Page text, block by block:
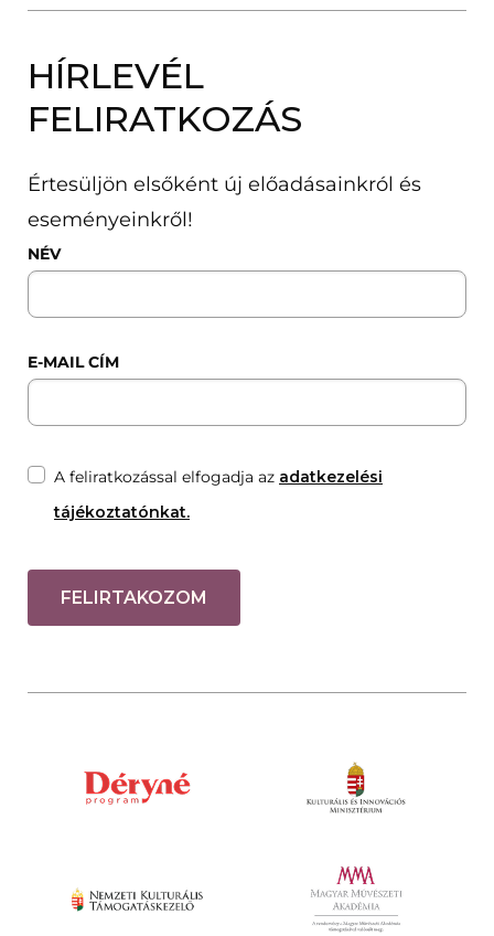
HÍRLEVÉL
FELIRATKOZÁS
Értesüljön elsőként új előadásainkról és
eseményeinkről!
NÉV
E-MAIL CÍM
A feliratkozással elfogadja az adatkezelési
tájékoztatónkat.
FELIRTAKOZOM